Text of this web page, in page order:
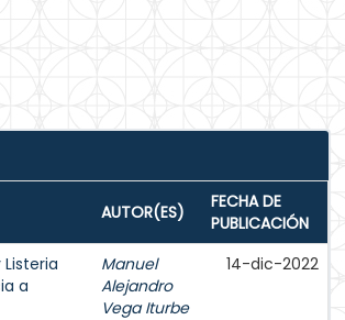
AUTOR(ES)
FECHA DE
PUBLICACIÓN
a
Manuel
Alejandro
Vega Iturbe
14-dic-2022